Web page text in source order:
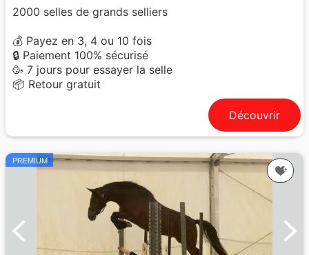
2000 selles de grands selliers
💰 Payez en 3, 4 ou 10 fois
🔒 Paiement 100% sécurisé
🥳 7 jours pour essayer la selle
📦 Retour gratuit
Découvrir
PREMIUM